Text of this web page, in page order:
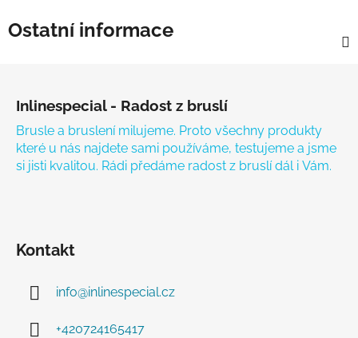
Ostatní informace
Inlinespecial - Radost z bruslí
Brusle a bruslení milujeme. Proto všechny produkty
které u nás najdete sami používáme, testujeme a jsme
si jisti kvalitou. Rádi předáme radost z bruslí dál i Vám.
Kontakt
info@inlinespecial.cz
+420724165417